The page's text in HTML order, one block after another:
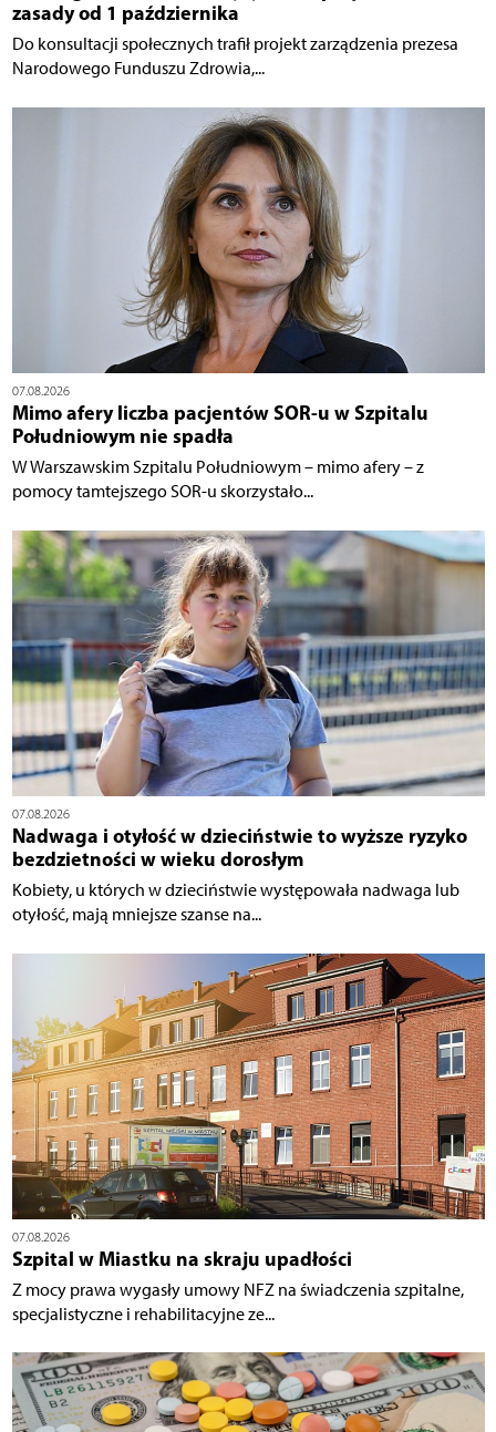
zasady od 1 października
Do konsultacji społecznych trafił projekt zarządzenia prezesa
Narodowego Funduszu Zdrowia,...
07.08.2026
Mimo afery liczba pacjentów SOR-u w Szpitalu
Południowym nie spadła
W Warszawskim Szpitalu Południowym – mimo afery – z
pomocy tamtejszego SOR-u skorzystało...
07.08.2026
Nadwaga i otyłość w dzieciństwie to wyższe ryzyko
bezdzietności w wieku dorosłym
Kobiety, u których w dzieciństwie występowała nadwaga lub
otyłość, mają mniejsze szanse na...
07.08.2026
Szpital w Miastku na skraju upadłości
Z mocy prawa wygasły umowy NFZ na świadczenia szpitalne,
specjalistyczne i rehabilitacyjne ze...